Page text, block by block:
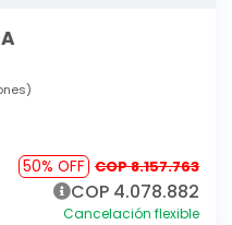
50% OFF COP 8.157.763
COP 4.078.882
Cancelación flexible